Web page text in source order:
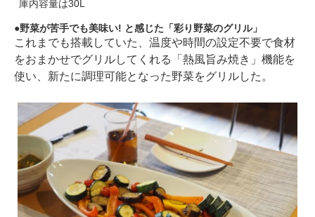
庫内容量は30L
野菜が苦手でも美味い! と感じた「彩り野菜のグリル」
これまでも搭載していた、温度や時間の設定不要で食材
をおまかせでグリルしてくれる「熱風旨み焼き」機能を
使い、新たに調理可能となった野菜をグリルした。